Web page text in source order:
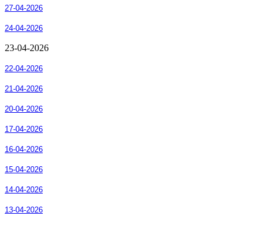
27-04-2026
24-04-2026
23-04-2026
22-04-2026
21-04-2026
20-04-2026
17-04-2026
16-04-2026
15-04-2026
14-04-2026
13-04-2026